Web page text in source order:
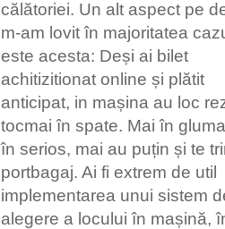
călătoriei. Un alt aspect pe
m-am lovit în majoritatea
este acesta: Deși ai bilet
achitizitionat online și plătit
anticipat, in mașina au loc
tocmai în spate. Mai în
în serios, mai au puțin și te
portbagaj. Ai fi extrem de util
implementarea unui sistem
alegere a locului în mașină,